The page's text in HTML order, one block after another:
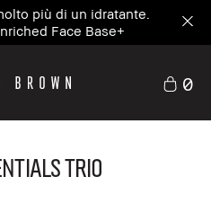
più di un idratante.
Face Base+
0
Trio